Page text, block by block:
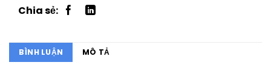
BÌNH LUẬN MÔ TẢ